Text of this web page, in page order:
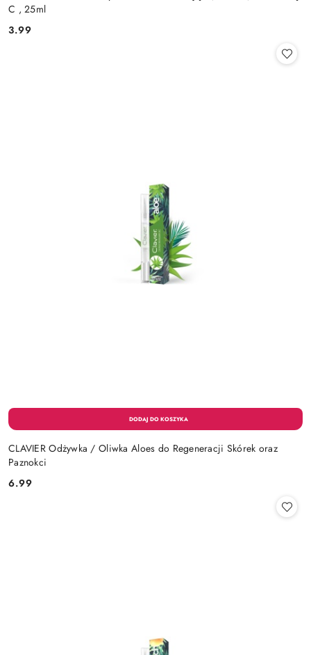
C , 25ml
Cena:
3.99
CLAVIER Odżywka / Oliwka Aloes do Regeneracji Skórek oraz
Paznokci
Cena:
6.99